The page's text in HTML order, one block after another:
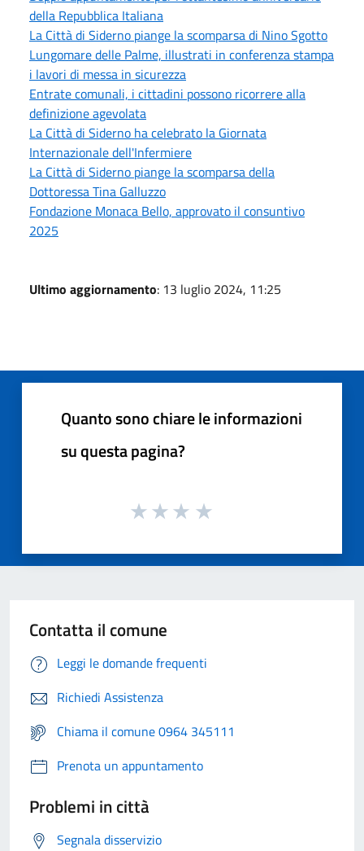
della Repubblica Italiana
La Città di Siderno piange la scomparsa di Nino Sgotto
Lungomare delle Palme, illustrati in conferenza stampa
i lavori di messa in sicurezza
Entrate comunali, i cittadini possono ricorrere alla
definizione agevolata
La Città di Siderno ha celebrato la Giornata
Internazionale dell'Infermiere
La Città di Siderno piange la scomparsa della
Dottoressa Tina Galluzzo
Fondazione Monaca Bello, approvato il consuntivo
2025
Ultimo aggiornamento: 13 luglio 2024, 11:25
Quanto sono chiare le informazioni
su questa pagina?
Contatta il comune
Leggi le domande frequenti
Richiedi Assistenza
Chiama il comune 0964 345111
Prenota un appuntamento
Problemi in città
Segnala disservizio